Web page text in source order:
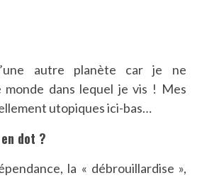
autre planète car je ne
monde dans lequel je vis ! Mes
utopiques ici-bas…
dot ?
la « débrouillardise »,